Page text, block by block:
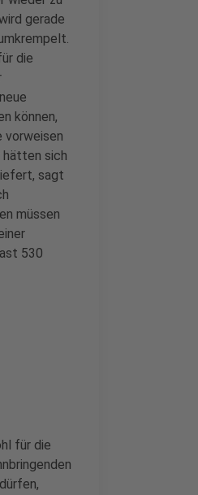
gerade
die
können,
vorweisen
hätten sich
sagt
müssen
530
für die